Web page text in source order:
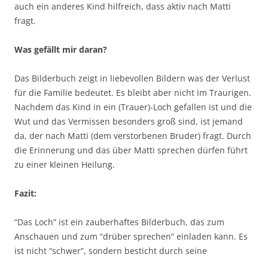
auch ein anderes Kind hilfreich, dass aktiv nach Matti
fragt.
Was gefällt mir daran?
Das Bilderbuch zeigt in liebevollen Bildern was der Verlust
für die Familie bedeutet. Es bleibt aber nicht im Traurigen.
Nachdem das Kind in ein (Trauer)-Loch gefallen ist und die
Wut und das Vermissen besonders groß sind, ist jemand
da, der nach Matti (dem verstorbenen Bruder) fragt. Durch
die Erinnerung und das über Matti sprechen dürfen führt
zu einer kleinen Heilung.
Fazit:
“Das Loch” ist ein zauberhaftes Bilderbuch, das zum
Anschauen und zum “drüber sprechen” einladen kann. Es
ist nicht “schwer”, sondern besticht durch seine